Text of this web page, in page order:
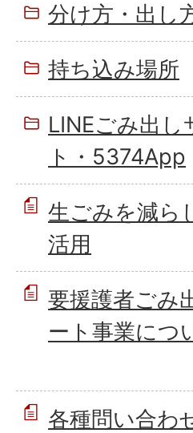
分け方・出し
持ち込み場所
LINEごみ出し
ト・5374App
生ごみを減ら
活用
要援護者ごみ
ート事業につ
各種問い合わ